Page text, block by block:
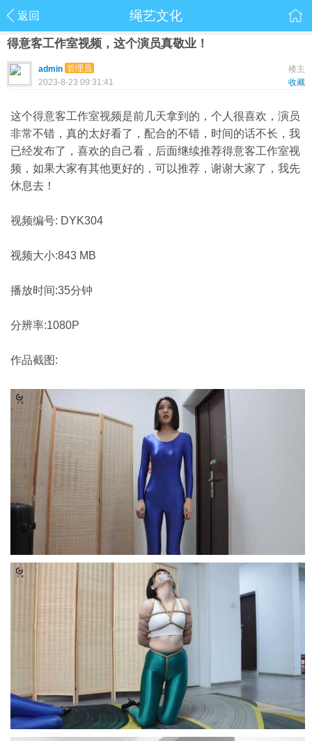
返回 绳艺文化
得意客工作室视频，这个演员真敬业！
楼主
admin 管理员
收藏
2023-8-23 09:31:41
这个得意客工作室视频是前几天拿到的，个人很喜欢，演员
非常不错，真的太好看了，配合的不错，时间的话不长，我
已经发布了，喜欢的自己看，后面继续推荐得意客工作室视
频，如果大家有其他更好的，可以推荐，谢谢大家了，我先
休息去！
视频编号: DYK304
视频大小:843 MB
播放时间:35分钟
分辨率:1080P
作品截图: